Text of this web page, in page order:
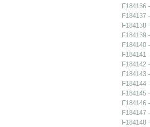
F184136
F184137
F184138
F184139
F184140
F184141
F184142
F184143
F184144
F184145
F184146
F184147
F184148